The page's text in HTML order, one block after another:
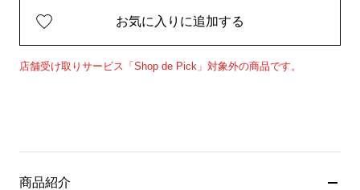
お気に入りに追加する
店舗受け取りサービス「Shop de Pick」対象外の商品です。
商品紹介